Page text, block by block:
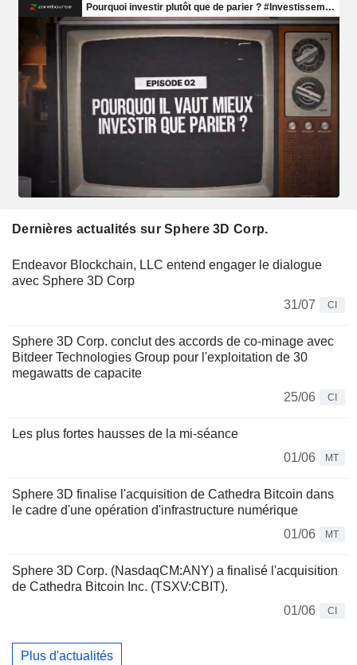
Dernières actualités sur Sphere 3D Corp.
Endeavor Blockchain, LLC entend engager le dialogue
avec Sphere 3D Corp
31/07
CI
Sphere 3D Corp. conclut des accords de co-minage avec
Bitdeer Technologies Group pour l'exploitation de 30
megawatts de capacite
25/06
CI
Les plus fortes hausses de la mi-séance
01/06
MT
Sphere 3D finalise l'acquisition de Cathedra Bitcoin dans
le cadre d'une opération d'infrastructure numérique
01/06
MT
Sphere 3D Corp. (NasdaqCM:ANY) a finalisé l'acquisition
de Cathedra Bitcoin Inc. (TSXV:CBIT).
01/06
CI
Plus d'actualités